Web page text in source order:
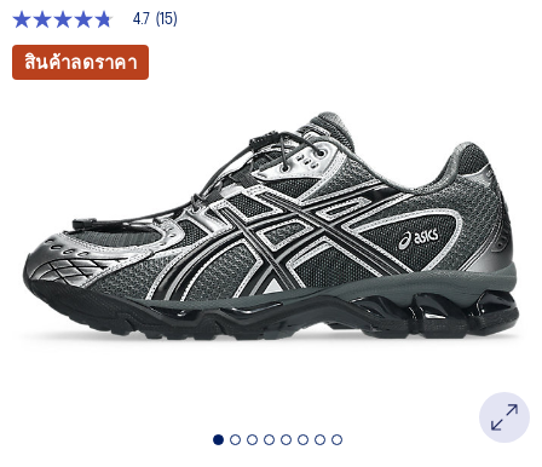
4.7
จาก
ดาว
หน้า
เดียวกัน
4.7 (15)
สินค้าลดราคา